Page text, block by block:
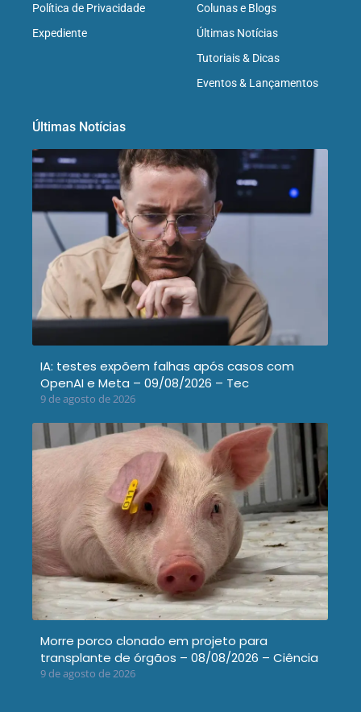
Política de Privacidade
Expediente
Colunas e Blogs
Últimas Notícias
Tutoriais & Dicas
Eventos & Lançamentos
Últimas Notícias
IA: testes expõem falhas após casos com
OpenAI e Meta – 09/08/2026 – Tec
9 de agosto de 2026
Morre porco clonado em projeto para
transplante de órgãos – 08/08/2026 – Ciência
9 de agosto de 2026